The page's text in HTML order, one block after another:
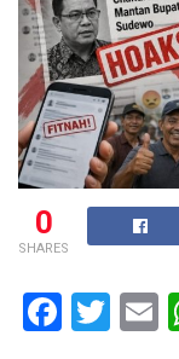
0
SHARES
F
T